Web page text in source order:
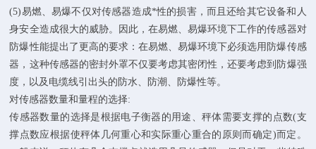
(5)易燃、易爆不仅对传感器造成*性的损害，而且还给其它设备和人
身安全造成很大的威胁。因此，在易燃、易爆环境下工作的传感器对
防爆性能提出了更高的要求：在易燃、易爆环境下必须选用防爆传感
器，这种传感器的密封外罩不仅要考虑其密闭性，还要考虑到防爆强
度，以及电缆线引出头的防水、防潮、防爆性等。
对传感器数量和量程的选择:
传感器数量的选择是根据电子衡器的用途、秤体需要支撑的点数(支
撑点数应根据使秤体几何重心和实际重心重合的原则而确定)而定。